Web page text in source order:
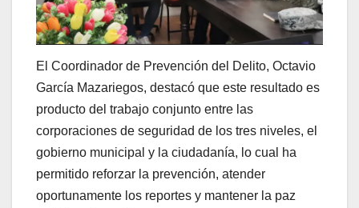
El Coordinador de Prevención del Delito, Octavio
García Mazariegos, destacó que este resultado es
producto del trabajo conjunto entre las
corporaciones de seguridad de los tres niveles, el
gobierno municipal y la ciudadanía, lo cual ha
permitido reforzar la prevención, atender
oportunamente los reportes y mantener la paz